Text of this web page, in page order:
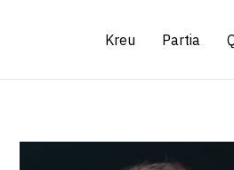
Kreu Partia